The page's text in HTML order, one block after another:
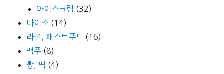
아이스크림 (32)
다이소 (14)
라면, 패스트푸드 (16)
맥주 (8)
빵, 떡 (4)